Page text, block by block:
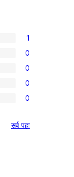
1
0
0
0
0
सर्वपुनरावलोकने
पहा